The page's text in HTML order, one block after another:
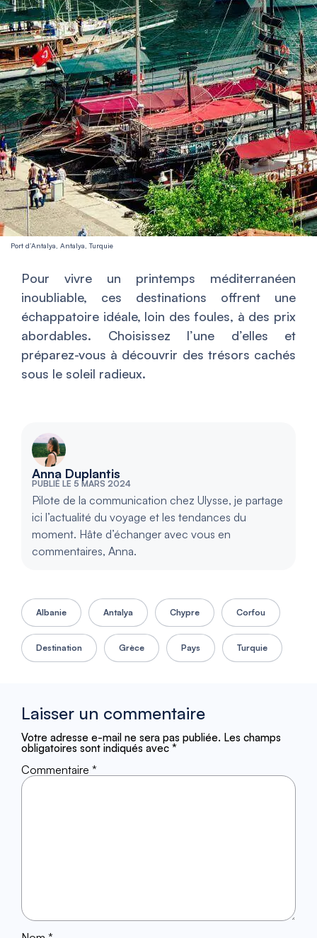
Port d’Antalya, Antalya, Turquie
Pour vivre un printemps méditerranéen
inoubliable, ces destinations offrent une
échappatoire idéale, loin des foules, à des prix
abordables. Choisissez l’une d’elles et
préparez-vous à découvrir des trésors cachés
sous le soleil radieux.
Anna Duplantis
PUBLIÉ LE 5 MARS 2024
Pilote de la communication chez Ulysse, je partage
ici l’actualité du voyage et les tendances du
moment. Hâte d’échanger avec vous en
commentaires, Anna.
Albanie Antalya Chypre Corfou
Destination Grèce Pays Turquie
Laisser un commentaire
Votre adresse e-mail ne sera pas publiée. Les champs
obligatoires sont indiqués avec *
Commentaire *